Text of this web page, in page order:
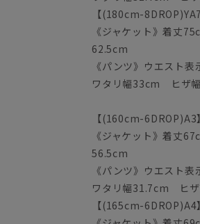
【(180cm-8DROP)YA7
《ジャケット》着
62.5cm
《パンツ》ウエス
ワタリ幅33cm ヒザ
【(160cm-6DROP)A3】
《ジャケット》着
56.5cm
《パンツ》ウエス
ワタリ幅31.7cm ヒ
【(165cm-6DROP)A4】